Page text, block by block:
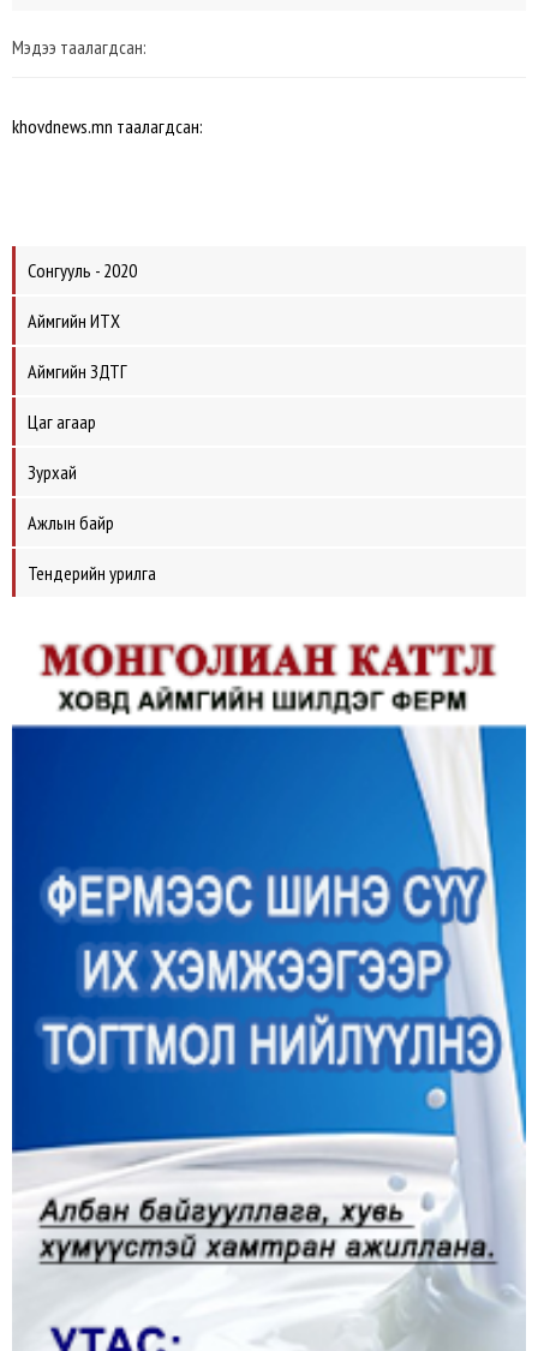
Мэдээ таалагдсан:
khovdnews.mn таалагдсан:
Сонгууль - 2020
Аймгийн ИТХ
Аймгийн ЗДТГ
Цаг агаар
Зурхай
Ажлын байр
Тендерийн урилга